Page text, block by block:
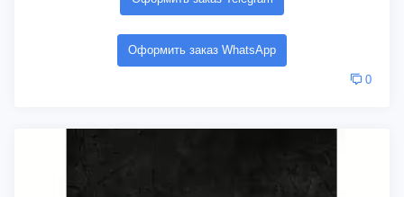
Оформить заказ WhatsApp
0